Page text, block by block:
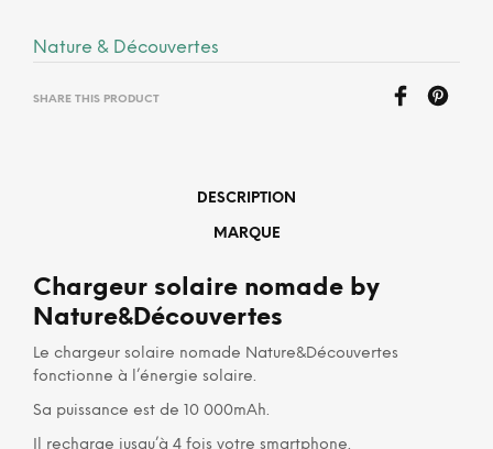
Nature & Découvertes
SHARE THIS PRODUCT
DESCRIPTION
MARQUE
Chargeur solaire nomade by
Nature&Découvertes
Le chargeur solaire nomade Nature&Découvertes
fonctionne à l’énergie solaire.
Sa puissance est de 10 000mAh.
Il recharge jusqu’à 4 fois votre smartphone.